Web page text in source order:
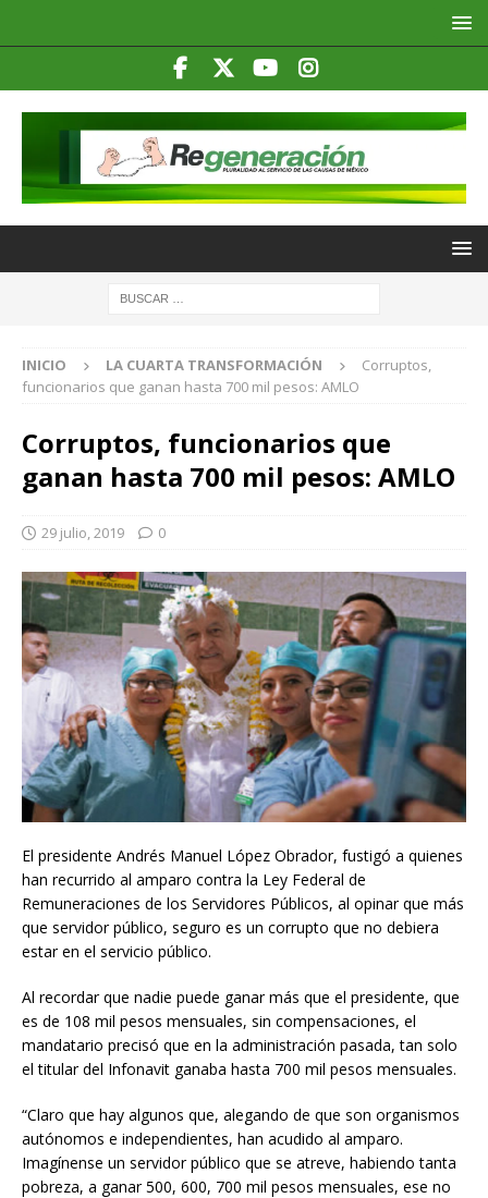
INICIO LA CUARTA TRANSFORMACIÓN
Corruptos,
funcionarios que ganan hasta 700 mil pesos: AMLO
Corruptos, funcionarios que
ganan hasta 700 mil pesos: AMLO
29 julio, 2019 0
El presidente Andrés Manuel López Obrador, fustigó a quienes
han recurrido al amparo contra la Ley Federal de
Remuneraciones de los Servidores Públicos, al opinar que más
que servidor público, seguro es un corrupto que no debiera
estar en el servicio público.
Al recordar que nadie puede ganar más que el presidente, que
es de 108 mil pesos mensuales, sin compensaciones, el
mandatario precisó que en la administración pasada, tan solo
el titular del Infonavit ganaba hasta 700 mil pesos mensuales.
“Claro que hay algunos que, alegando de que son organismos
autónomos e independientes, han acudido al amparo.
Imagínense un servidor público que se atreve, habiendo tanta
pobreza, a ganar 500, 600, 700 mil pesos mensuales, ese no